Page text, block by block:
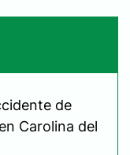
de
Carolina del